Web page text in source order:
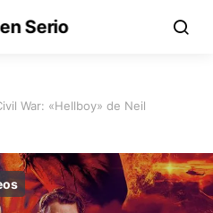
Serio
War: «Hellboy» de Neil